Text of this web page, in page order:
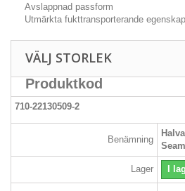
Avslappnad passform
Utmärkta fukttransporterande
VÄLJ STORLEK
Produktkod
710-22130509-2
Benämning
Lager I